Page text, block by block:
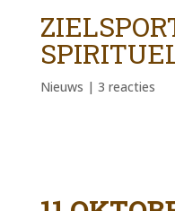
Nieuws | 3 reacties